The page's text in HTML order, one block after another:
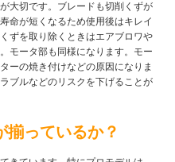
大切です。ブレードも切削くずが
命が短くなるため使用後はキレイ
ずを取り除くときはエアブロワや
モータ部も同様になります。モー
ーの焼き付けなどの原因になりま
ブルなどのリスクを下げることが
揃っているか？